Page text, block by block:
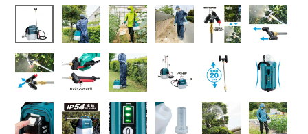
電動工具
エアー工具・機械工具
先端工具